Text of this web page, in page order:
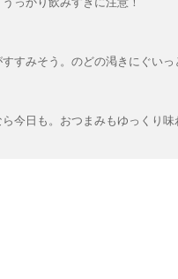
すみそう。のどの渇きにぐいっ
ら今日も。おつまみもゆっくり